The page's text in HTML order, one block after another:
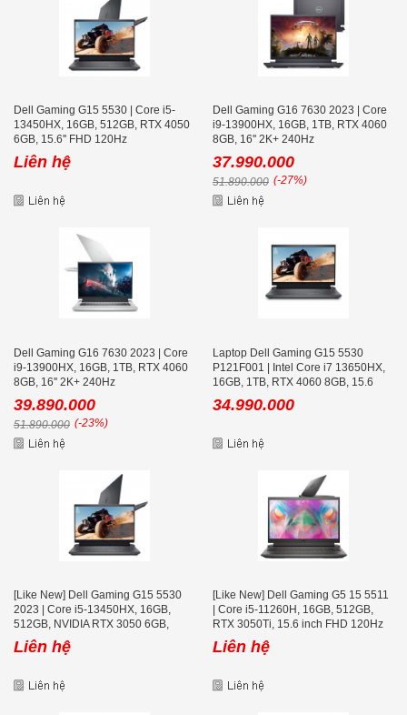
Dell Gaming G15 5530 | Core i5-
13450HX, 16GB, 512GB, RTX 4050
6GB, 15.6'' FHD 120Hz
Liên hệ
Dell Gaming G16 7630 2023 | Core
i9-13900HX, 16GB, 1TB, RTX 4060
8GB, 16'' 2K+ 240Hz
37.990.000
51.890.000 (-27%)
Dell Gaming G16 7630 2023 | Core
i9-13900HX, 16GB, 1TB, RTX 4060
8GB, 16'' 2K+ 240Hz
39.890.000
51.890.000 (-23%)
Laptop Dell Gaming G15 5530
P121F001 | Intel Core i7 13650HX,
16GB, 1TB, RTX 4060 8GB, 15.6
HS24, Xám
34.990.000
[Like New] Dell Gaming G15 5530
2023 | Core i5-13450HX, 16GB,
512GB, NVIDIA RTX 3050 6GB,
15.6'' FHD 120Hz
Liên hệ
[Like New] Dell Gaming G5 15 5511
| Core i5-11260H, 16GB, 512GB,
RTX 3050Ti, 15.6 inch FHD 120Hz
Liên hệ